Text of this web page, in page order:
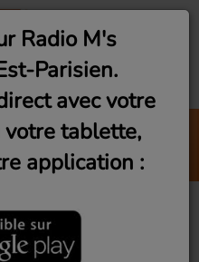
bois :
avec
Radio M's
Parisien.
avec votre
tablette,
application :